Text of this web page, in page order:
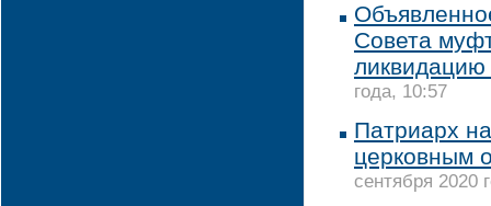
Совета
года, 10:57
Патриарх
церковным
сентября 2020